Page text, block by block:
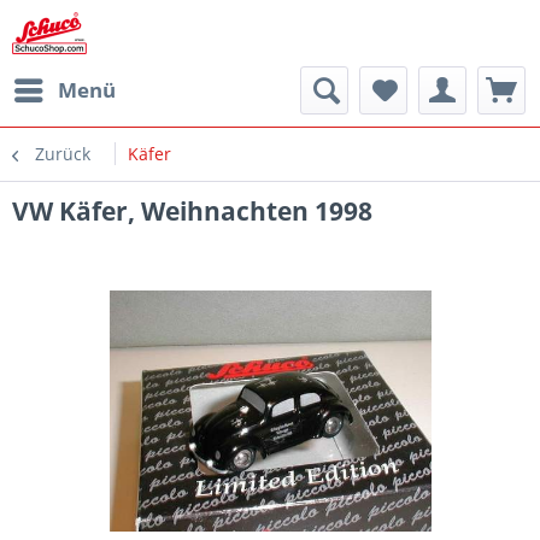
Menü
Zurück Käfer
VW Käfer, Weihnachten 1998